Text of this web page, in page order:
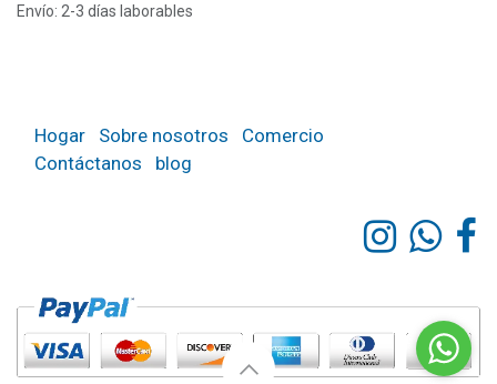
Envío: 2-3 días laborables
Hogar Sobre nosotros
Comercio
Contáctanos
blog